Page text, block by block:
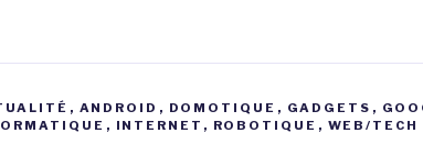
, ANDROID , DOMOTIQUE , GADGETS ,
, INTERNET , ROBOTIQUE , WEB/TECH